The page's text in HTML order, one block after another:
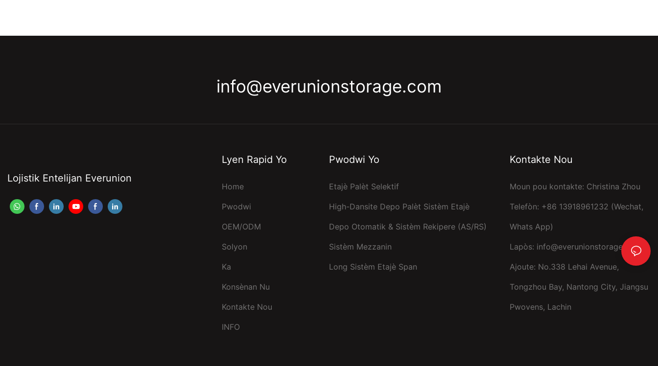
info@everunionstorage.com
Lojistik Entelijan Everunion
Lyen Rapid Yo
Home
Pwodwi
OEM/ODM
Solyon
Ka
Konsènan Nu
Kontakte Nou
INFO
Pwodwi Yo
Etajè Palèt Selektif
High-Dansite Depo Palèt Sistèm Etajè
Depo Otomatik & Sistèm Rekipere (AS/RS)
Sistèm Mezzanin
Long Sistèm Etajè Span
Kontakte Nou
Moun pou kontakte: Christina Zhou
Telefòn: +86 13918961232 (Wechat,
Whats App)
Lapòs: info@everunionstorage.com
Ajoute: No.338 Lehai Avenue,
Tongzhou Bay, Nantong City, Jiangsu
Pwovens, Lachin